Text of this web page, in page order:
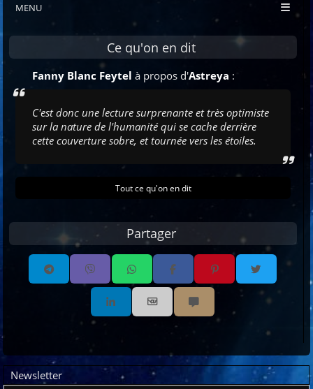
MENU
Ce qu'on en dit
Fanny Blanc Feytel à propos d'Astreya :
C'est donc une lecture surprenante et très optimiste
sur la nature de l'humanité qui se cache derrière
cette couverture sobre, et tournée vers les étoiles.
Tout ce qu'on en dit
Partager
Partager par email
Partager par sms
Email
Newsletter